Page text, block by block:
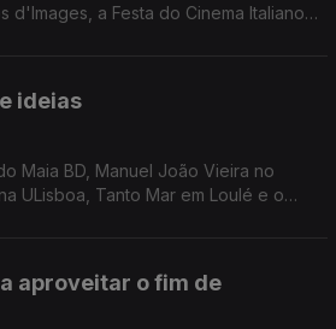
d'Images, a Festa do Cinema Italiano
ideias
Maia BD, Manuel João Vieira no
ULisboa, Tanto Mar em Loulé e o
aproveitar o fim de